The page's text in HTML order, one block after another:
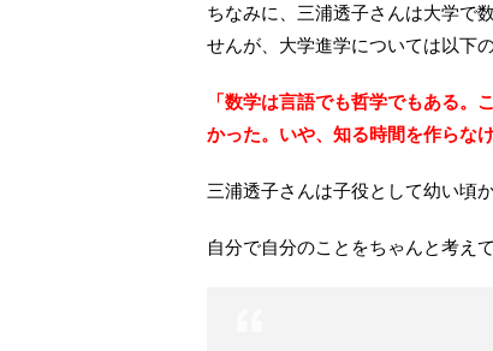
ちなみに、三浦透子さんは大学で
せんが、大学進学については以下
「数学は言語でも哲学でもある
かった。いや、知る時間を作らな
三浦透子さんは子役として幼い頃
自分で自分のことをちゃんと考え